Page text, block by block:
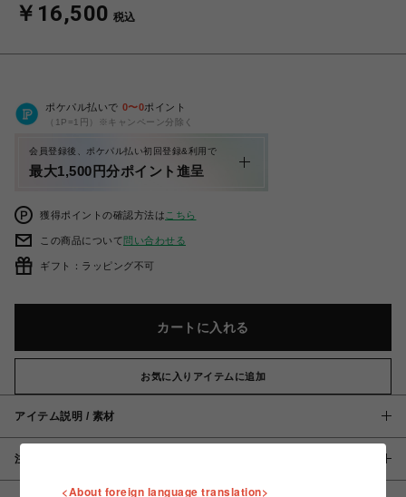
￥16,500 税込
ポケパル払いで 0〜0ポイント
（1P=1円）※キャンペーン分除く
会員登録後、ポケパル払い初回登録&利用で
最大1,500円分ポイント進呈
獲得ポイントの確認方法は こちら
この商品について問い合わせる
ギフト：ラッピング不可
カートに入れる
お気に入りアイテムに追加
アイテム説明 / 素材
注意事項
<About foreign language translation>